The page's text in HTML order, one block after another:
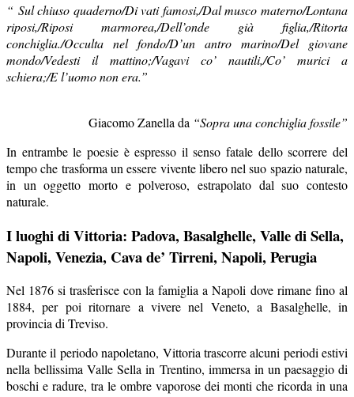
“ Sul chiuso quaderno/Di vati famosi,/Dal musco materno/Lontana
riposi,/Riposi marmorea,/Dell’onde già figlia,/Ritorta
conchiglia./Occulta nel fondo/D’un antro marino/Del giovane
mondo/Vedesti il mattino;/Vagavi co’ nautili,/Co’ murici a
schiera;/E l’uomo non era.”
Giacomo Zanella da “Sopra una conchiglia fossile”
In entrambe le poesie è espresso il senso fatale dello scorrere del
tempo che trasforma un essere vivente libero nel suo spazio naturale,
in un oggetto morto e polveroso, estrapolato dal suo contesto
naturale.
I luoghi di Vittoria: Padova, Basalghelle, Valle di Sella,
Napoli, Venezia, Cava de’ Tirreni, Napoli, Perugia
Nel 1876 si trasferisce con la famiglia a Napoli dove rimane fino al
1884, per poi ritornare a vivere nel Veneto, a Basalghelle, in
provincia di Treviso.
Durante il periodo napoletano, Vittoria trascorre alcuni periodi estivi
nella bellissima Valle Sella in Trentino, immersa in un paesaggio di
boschi e radure, tra le ombre vaporose dei monti che ricorda in una